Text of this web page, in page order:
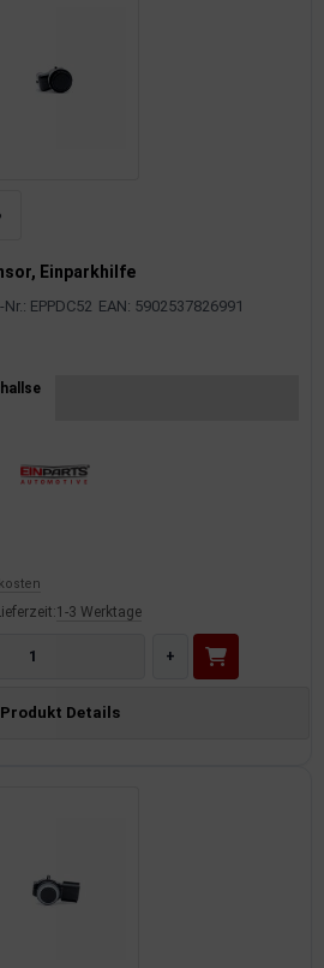
Einparkhilfe
EPPDC52 EAN: 5902537826991
1-3 Werktage
+
Produkt Details